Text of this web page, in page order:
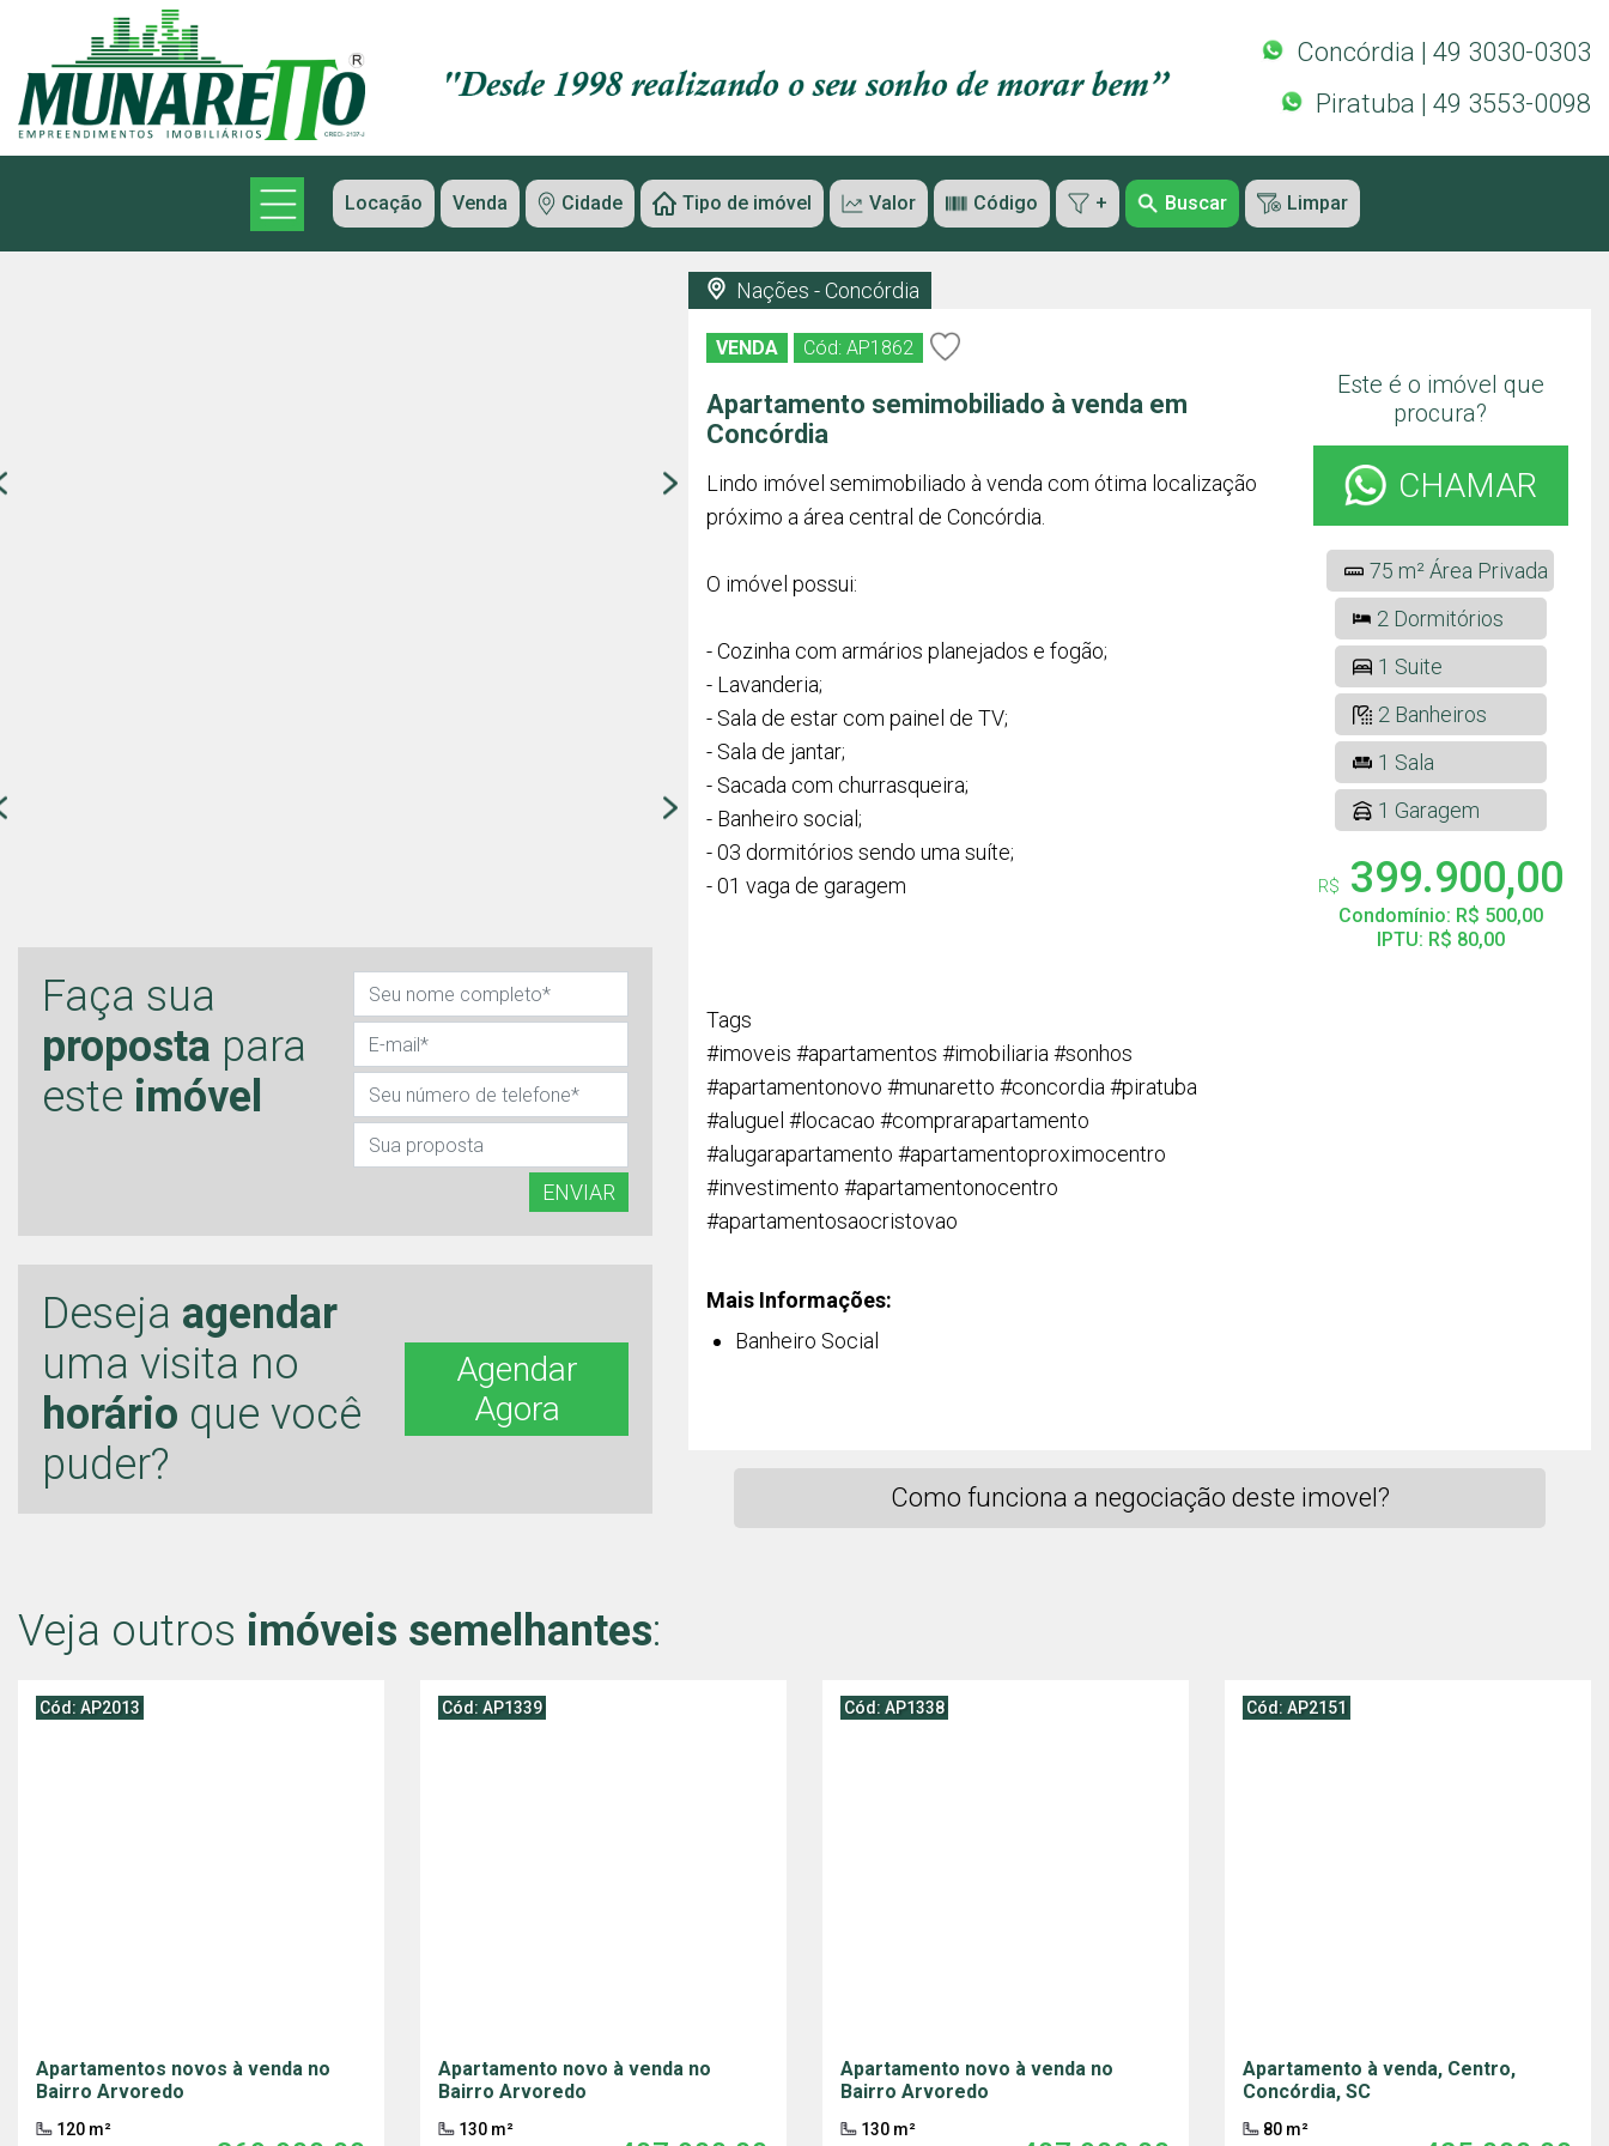
Concórdia | 49 3030-0303
Piratuba | 49 3553-0098
Locação Venda Cidade Tipo de imóvel Valor Código + Buscar Limpar
Faça sua
proposta para
este imóvel
ENVIAR
Deseja agendar
uma visita no
horário que você
puder?
Agendar
Agora
Nações - Concórdia
VENDA Cód: AP1862
Apartamento semimobiliado à venda em
Concórdia
Lindo imóvel semimobiliado à venda com ótima localização
próximo a área central de Concórdia.
O imóvel possui:
- Cozinha com armários planejados e fogão;
- Lavanderia;
- Sala de estar com painel de TV;
- Sala de jantar;
- Sacada com churrasqueira;
- Banheiro social;
- 03 dormitórios sendo uma suíte;
- 01 vaga de garagem
Tags
#imoveis #apartamentos #imobiliaria #sonhos
#apartamentonovo #munaretto #concordia #piratuba
#aluguel #locacao #comprarapartamento
#alugarapartamento #apartamentoproximocentro
#investimento #apartamentonocentro
#apartamentosaocristovao
Mais Informações:
Banheiro Social
Este é o imóvel que
procura?
CHAMAR
75 m² Área Privada
2 Dormitórios
1 Suite
2 Banheiros
1 Sala
1 Garagem
R$ 399.900,00
Condomínio: R$ 500,00
IPTU: R$ 80,00
Como funciona a negociação deste imovel?
Veja outros imóveis semelhantes:
Cód: AP2013
Apartamentos novos à venda no
Bairro Arvoredo
120 m²
Cód: AP1339
Apartamento novo à venda no
Bairro Arvoredo
130 m²
Cód: AP1338
Apartamento novo à venda no
Bairro Arvoredo
130 m²
Cód: AP2151
Apartamento à venda, Centro,
Concórdia, SC
80 m²